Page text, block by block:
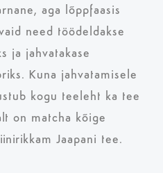
aga lõppfaasis
need töödeldakse
ja jahvatakase
Kuna jahvatamisele
kogu teeleht ka tee
on matcha kõige
Jaapani tee.